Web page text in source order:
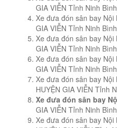
GIA VIỄN Tỉnh Ninh Bình
Xe đưa đón sân bay Nội
GIA VIỄN Tỉnh Ninh Bình
Xe đưa đón sân bay Nội
GIA VIỄN Tỉnh Ninh Bình
Xe đưa đón sân bay Nội
GIA VIỄN Tỉnh Ninh Bình
Xe đưa đón sân bay Nội
HUYỆN GIA VIỄN Tỉnh
Xe đưa đón sân bay
GIA VIỄN Tỉnh Ninh Bình
Xe đưa đón sân bay Nội